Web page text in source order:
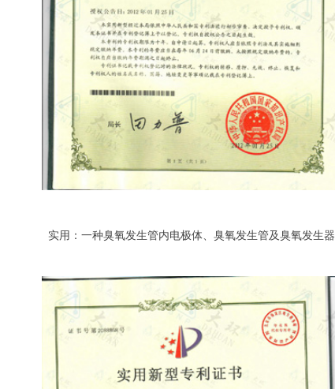
实用：一种臭氧发生管内电极体、臭氧发生管及臭氧发生器